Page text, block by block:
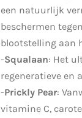
een natuurlijk
beschermen
blootstelling aan
-Squalaan: Het
regeneratieve en
-Prickly Pear:
vitamine C,